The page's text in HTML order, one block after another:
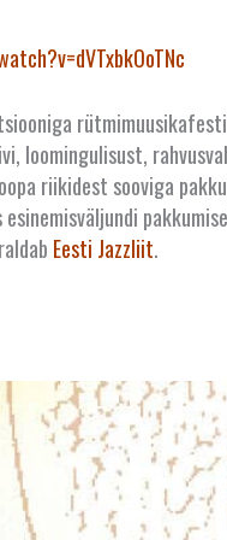
loomingulisust,
riikidest sooviga
Eesti Jazzliit.